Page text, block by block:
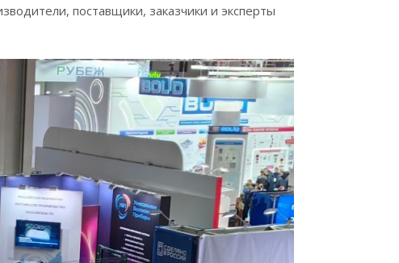
поставщики, заказчики и эксперты